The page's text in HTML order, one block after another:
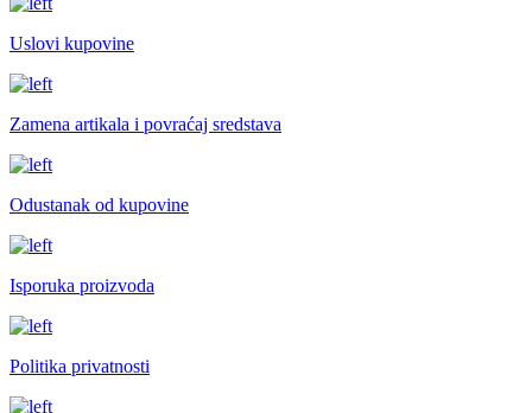
Uslovi kupovine
Zamena artikala i povraćaj sredstava
Odustanak od kupovine
Isporuka proizvoda
Politika privatnosti